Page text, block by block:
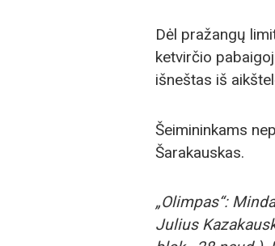
Dėl pražangų
ketvirčio
išneštas iš
Šeimininkams
Šarakauskas.
„Olimpas“:
Julius